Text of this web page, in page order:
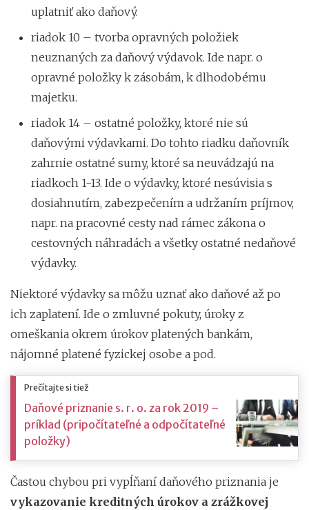
uplatniť ako daňový.
riadok 10 – tvorba opravných položiek
neuznaných za daňový výdavok. Ide napr. o
opravné položky k zásobám, k dlhodobému
majetku.
riadok 14 – ostatné položky, ktoré nie sú
daňovými výdavkami. Do tohto riadku daňovník
zahrnie ostatné sumy, ktoré sa neuvádzajú na
riadkoch 1-13. Ide o výdavky, ktoré nesúvisia s
dosiahnutím, zabezpečením a udržaním príjmov,
napr. na pracovné cesty nad rámec zákona o
cestovných náhradách a všetky ostatné nedaňové
výdavky.
Niektoré výdavky sa môžu uznať ako daňové až po
ich zaplatení. Ide o zmluvné pokuty, úroky z
omeškania okrem úrokov platených bankám,
nájomné platené fyzickej osobe a pod.
Prečítajte si tiež
Daňové priznanie s. r. o. za rok 2019 –
príklad (pripočítateľné a odpočítateľné
položky)
Častou chybou pri vypĺňaní daňového priznania je
vykazovanie kreditných úrokov a zrážkovej